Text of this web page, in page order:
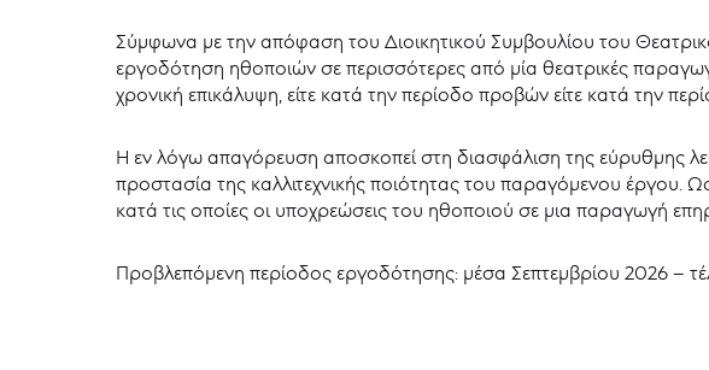
Σύμφωνα με την απόφαση του Διοικητικού Συμβουλίου του
εργοδότηση ηθοποιών σε περισσότερες από μία θεατρικές
χρονική επικάλυψη, είτε κατά την περίοδο προβών είτε κατά την
Η εν λόγω απαγόρευση αποσκοπεί στη διασφάλιση της εύρυθμης
προστασία της καλλιτεχνικής ποιότητας του παραγόμενου έργου.
κατά τις οποίες οι υποχρεώσεις του ηθοποιού σε μια παραγωγή
Προβλεπόμενη περίοδος εργοδότησης: μέσα Σεπτεμβρίου 2026 –